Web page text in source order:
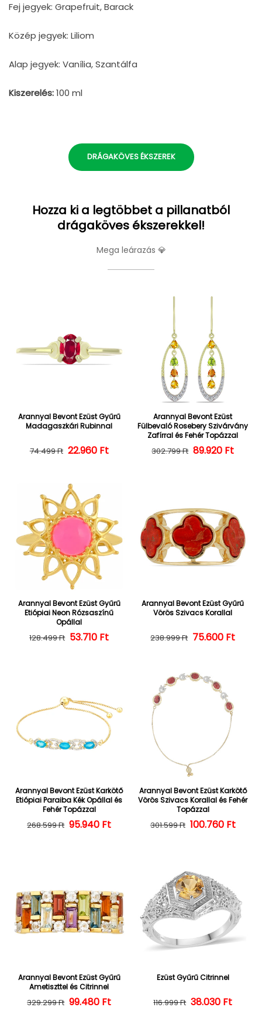
Fej jegyek: Grapefruit, Barack
Közép jegyek: Liliom
Alap jegyek: Vanília, Szantálfa
Kiszerelés:100 ml
DRÁGAKÖVES ÉKSZEREK
Hozza ki a legtöbbet a pillanatból
drágaköves ékszerekkel!
Mega leárazás 💎
Arannyal Bevont Ezüst Gyűrű
Madagaszkári Rubinnal
Normál ár
74.499 Ft Kedvezményes ár
22.960 Ft
Arannyal Bevont Ezüst
Fülbevaló Rosebery Szivárvány
Zafírral és Fehér Topázzal
Normál ár
302.799 Ft 89.920 Ft
Arannyal Bevont Ezüst Gyűrű
Etiópiai Neon Rózsaszínű
Opállal
Normál ár
128.499 Ft Kedvezményes ár
53.710 Ft
Arannyal Bevont Ezüst Gyűrű
Vörös Szivacs Korallal
Normál ár
238.999 Ft 75.600 Ft
Arannyal Bevont Ezüst Karkötő
Etiópiai Paraiba Kék Opállal és
Fehér Topázzal
Normál ár
268.599 Ft Kedvezményes ár
95.940 Ft
Arannyal Bevont Ezüst Karkötő
Vörös Szivacs Korallal és Fehér
Topázzal
Normál ár
301.599 Ft 100.760 Ft
Arannyal Bevont Ezüst Gyűrű
Ametiszttel és Citrinnel
Normál ár
329.299 Ft Kedvezményes ár
99.480 Ft
Ezüst Gyűrű Citrinnel
Normál ár
116.999 Ft 38.030 Ft